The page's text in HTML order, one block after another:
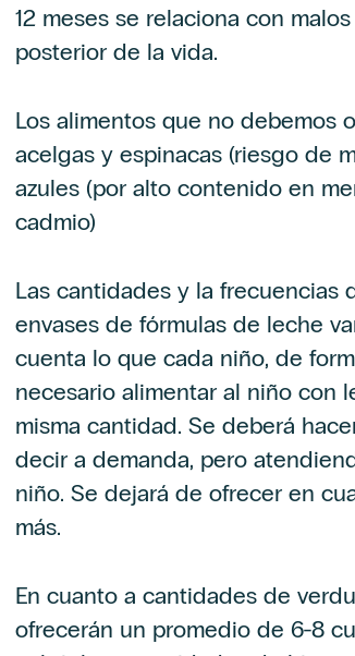
12 meses se relaciona con
posterior de la vida.
Los alimentos que no debemos
acelgas y espinacas (riesgo de
azules (por alto contenido en
cadmio)
Las cantidades y la frecuencias
envases de fórmulas de leche
cuenta lo que cada niño, de
necesario alimentar al niño con
misma cantidad. Se deberá
decir a demanda, pero
niño. Se dejará de ofrecer en
más.
En cuanto a cantidades de
ofrecerán un promedio de 6-8